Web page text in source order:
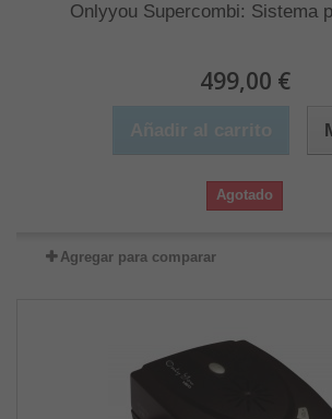
Onlyyou Supercombi: Sistema
499,00 €
Agotado
Agregar para comparar